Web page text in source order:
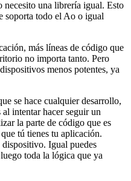
necesito una librería igual. Esto
soporta todo el Ao o igual
más líneas de código que
no importa tanto. Pero
menos potentes, ya
se hace cualquier desarrollo,
intentar hacer seguir un
la parte de código que es
tú tienes tu aplicación.
dispositivo. Igual puedes
toda la lógica que ya